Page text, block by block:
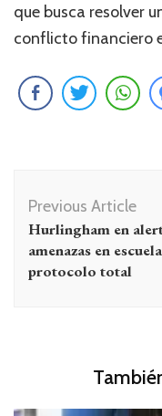
que busca resolver
conflicto financiero
de
entradas
Previous Article
Hurlingham en
amenazas en
protocolo total